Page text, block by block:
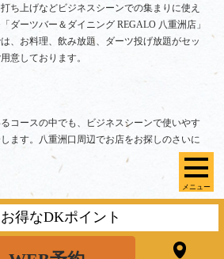
メニュー
ち上げなどビジネスシーンでの集まりに使え
ダーツバー＆ダイニング REGALO 八重洲店」
、お料理、飲み放題、ダーツ投げ放題がセッ
意しております。
コースの中でも、ビジネスシーンで使いやす
ます。八重洲口周辺でお店をお探しのさいに
すいエクストラコース
お得なDKポイント